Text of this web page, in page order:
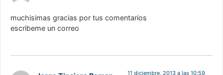
muchisimas gracias por tus comentarios
escribeme un correo
11 diciembre, 2013 a las 10:59